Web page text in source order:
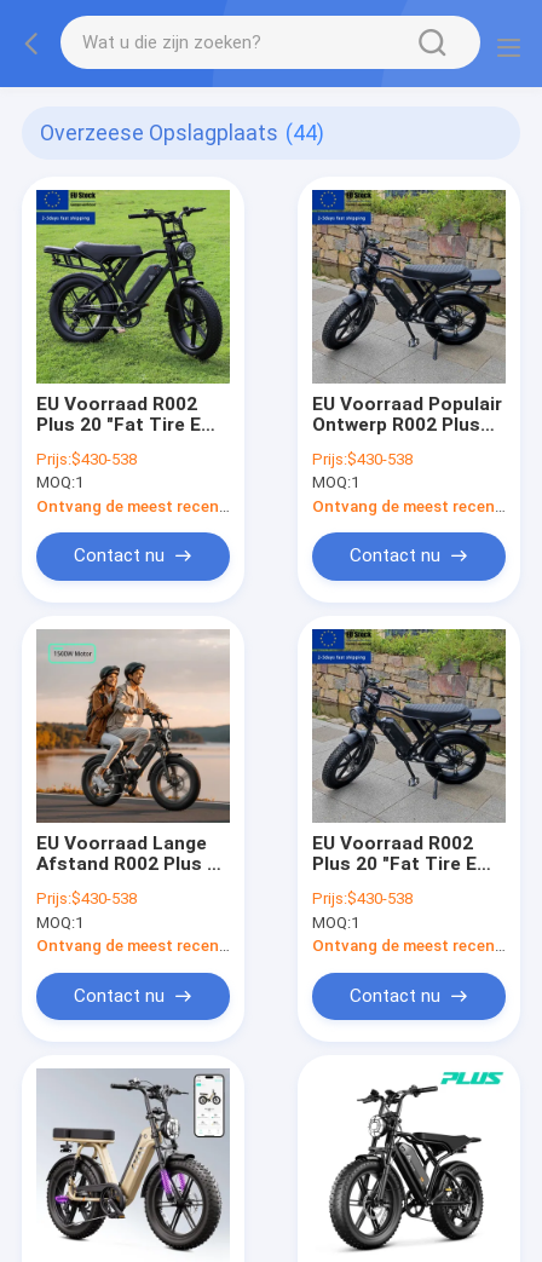
Overzeese Opslagplaats (44)
EU Voorraad R002
Plus 20 "Fat Tire E
Elektrische Fiets
250W 750W 1200W
Motor Power Fabriek
Prijs
Prijs:$430-538
MOQ:1
Contact nu
EU Voorraad Populair
Ontwerp R002 Plus
48V 25A Batterij
Elektrische Fiets
250W 750W 1200W
Prijs:$430-538
MOQ:1
Contact nu
EU Voorraad Lange
Afstand R002 Plus 20
25A Batterij
Elektrische Fiets
250W 750W 1200W
Prijs:$430-538
MOQ:1
Contact nu
EU Voorraad R002
Plus 20 "Fat Tire E
Elektrische Fiets
250W 750W 1200W
Motor Power Fabriek
Prijs:$430-538
MOQ:1
Contact nu